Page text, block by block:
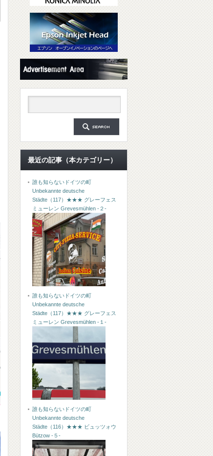
最近の記事（本カテゴリー）
誰も知らないドイツの町
Unbekannte deutsche
Städte（117）★★★ グレーフェス
ミューレン Grevesmühlen -２-
誰も知らないドイツの町
Unbekannte deutsche
Städte（117）★★★ グレーフェス
ミューレン Grevesmühlen -１-
誰も知らないドイツの町
Unbekannte deutsche
Städte（116）★★★ ビュッツォウ
Bützow -５-